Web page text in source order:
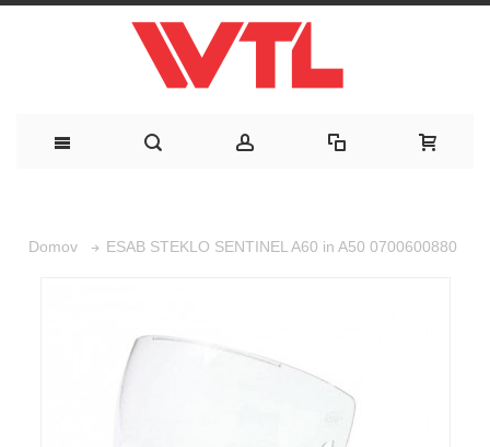
Domov ESAB STEKLO SENTINEL A60 in A50 0700600880